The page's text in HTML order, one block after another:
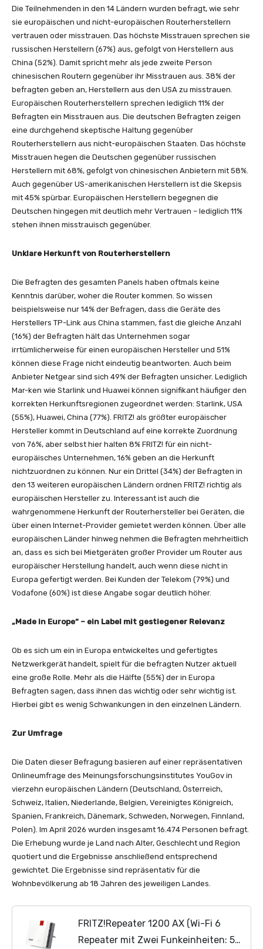
Die Teilnehmenden in den 14 Ländern wurden befragt, wie sehr
sie europäischen und nicht-europäischen Routerherstellern
vertrauen oder misstrauen. Das höchste Misstrauen sprechen sie
russischen Herstellern (67%) aus, gefolgt von Herstellern aus
China (52%). Damit spricht mehr als jede zweite Person
chinesischen Routern gegenüber ihr Misstrauen aus. 38% der
befragten geben an, Herstellern aus den USA zu misstrauen.
Europäischen Routerherstellern sprechen lediglich 11% der
Befragten ein Misstrauen aus. Die deutschen Befragten zeigen
eine durchgehend skeptische Haltung gegenüber
Routerherstellern aus nicht-europäischen Staaten. Das höchste
Misstrauen hegen die Deutschen gegenüber russischen
Herstellern mit 68%, gefolgt von chinesischen Anbietern mit 58%.
Auch gegenüber US-amerikanischen Herstellern ist die Skepsis
mit 45% spürbar. Europäischen Herstellern begegnen die
Deutschen hingegen mit deutlich mehr Vertrauen – lediglich 11%
stehen ihnen misstrauisch gegenüber.
Unklare Herkunft von Routerherstellern
Die Befragten des gesamten Panels haben oftmals keine
Kenntnis darüber, woher die Router kommen. So wissen
beispielsweise nur 14% der Befragen, dass die Geräte des
Herstellers TP-Link aus China stammen, fast die gleiche Anzahl
(16%) der Befragten hält das Unternehmen sogar
irrtümlicherweise für einen europäischen Hersteller und 51%
können diese Frage nicht eindeutig beantworten. Auch beim
Anbieter Netgear sind sich 49% der Befragten unsicher. Lediglich
Mar-ken wie Starlink und Huawei können signifikant häufiger den
korrekten Herkunftsregionen zugeordnet werden: Starlink, USA
(55%), Huawei, China (77%). FRITZ! als größter europäischer
Hersteller kommt in Deutschland auf eine korrekte Zuordnung
von 76%, aber selbst hier halten 8% FRITZ! für ein nicht-
europäisches Unternehmen, 16% geben an die Herkunft
nichtzuordnen zu können. Nur ein Drittel (34%) der Befragten in
den 13 weiteren europäischen Ländern ordnen FRITZ! richtig als
europäischen Hersteller zu. Interessant ist auch die
wahrgenommene Herkunft der Routerhersteller bei Geräten, die
über einen Internet-Provider gemietet werden können. Über alle
europäischen Länder hinweg nehmen die Befragten mehrheitlich
an, dass es sich bei Mietgeräten großer Provider um Router aus
europäischer Herstellung handelt, auch wenn diese nicht in
Europa gefertigt werden. Bei Kunden der Telekom (79%) und
Vodafone (60%) ist diese Angabe sogar deutlich höher.
„Made in Europe“ – ein Label mit gestiegener Relevanz
Ob es sich um ein in Europa entwickeltes und gefertigtes
Netzwerkgerät handelt, spielt für die befragten Nutzer aktuell
eine große Rolle. Mehr als die Hälfte (55%) der in Europa
Befragten sagen, dass ihnen das wichtig oder sehr wichtig ist.
Hierbei gibt es wenig Schwankungen in den einzelnen Ländern.
Zur Umfrage
Die Daten dieser Befragung basieren auf einer repräsentativen
Onlineumfrage des Meinungsforschungsinstitutes YouGov in
vierzehn europäischen Ländern (Deutschland, Österreich,
Schweiz, Italien, Niederlande, Belgien, Vereinigtes Königreich,
Spanien, Frankreich, Dänemark, Schweden, Norwegen, Finnland,
Polen). Im April 2026 wurden insgesamt 16.474 Personen befragt.
Die Erhebung wurde je Land nach Alter, Geschlecht und Region
quotiert und die Ergebnisse anschließend entsprechend
gewichtet. Die Ergebnisse sind repräsentativ für die
Wohnbevölkerung ab 18 Jahren des jeweiligen Landes.
FRITZ!Repeater 1200 AX (Wi-Fi 6
Repeater mit Zwei Funkeinheiten: 5